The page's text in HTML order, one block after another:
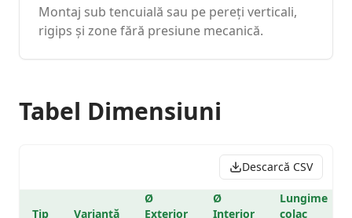
Montaj sub tencuială sau pe pereți verticali,
rigips și zone fără presiune mecanică.
Tabel Dimensiuni
Descarcă CSV
Tip Variantă
Ø
Exterior
Ø
Interior
Lungime
colac